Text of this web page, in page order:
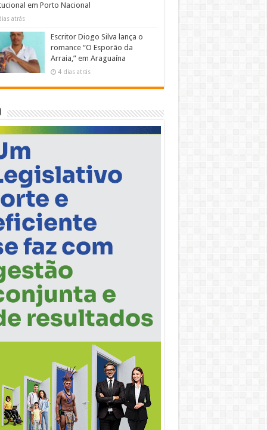
em Porto Nacional
atrás
Escritor Diogo Silva lança o
romance “O Esporão da
Arraia,” em Araguaína
4 dias atrás